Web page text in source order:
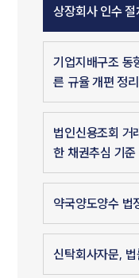
상장회사 인수
기업지배구조 동
른 규율 개편 정리
법인신용조회 거
한 채권추심 기준
약국양도양수 법
신탁회사자문,